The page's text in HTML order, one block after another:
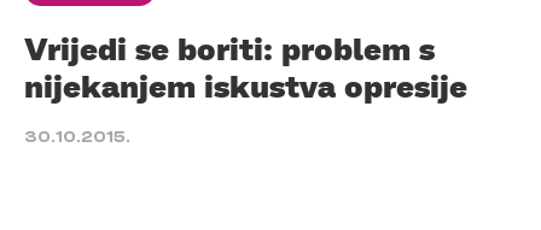
Vrijedi se boriti: problem s
nijekanjem iskustva opresije
30.10.2015.